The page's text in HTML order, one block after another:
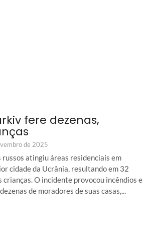
fere dezenas,
de 2025
russos atingiu áreas residenciais em
cidade da Ucrânia, resultando em 32
crianças. O incidente provocou incêndios e
de moradores de suas casas,...